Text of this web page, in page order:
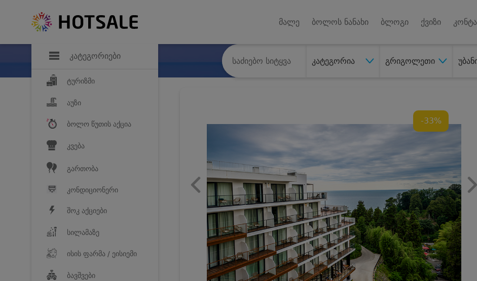
კატეგორიები
ტურიზმი
აუზი
ბოლო წუთის აქცია
კვება
გართობა
კონდიციონერი
შოკ აქციები
სილამაზე
ისის ფარმა / ეისიემი
ბავშვები
მალე ბოლოს ნანახი ბლოგი ქვიზი
კატეგორია გრიგოლეთი
-33%